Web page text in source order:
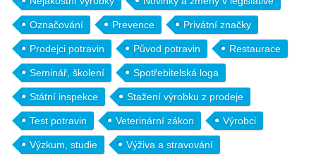
Označování Prevence Privátní značky
Prodejci potravin Původ potravin Restaurace
Seminář, školení Spotřebitelská loga
Státní inspekce Stažení výrobku z prodeje
Test potravin Veterinární zákon Výrobci
Výzkum, studie Výživa a stravování